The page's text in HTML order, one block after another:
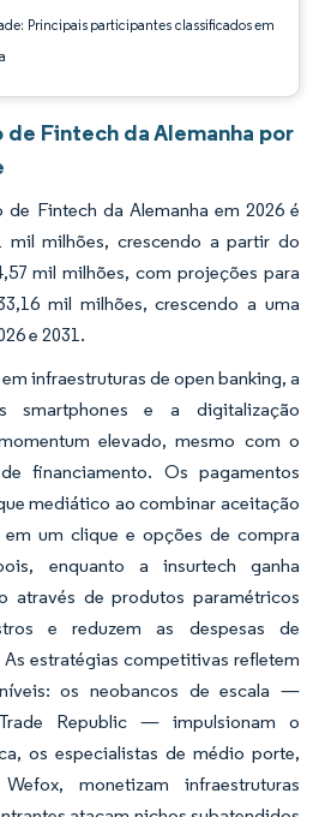
Principais participantes classificados em
Fintech da Alemanha por
Fintech da Alemanha em 2026 é
mil milhões, crescendo a partir do
mil milhões, com projeções para
mil milhões, crescendo a uma
e 2031.
infraestruturas de open banking, a
smartphones e a digitalização
elevado, mesmo com o
financiamento. Os pagamentos
mediático ao combinar aceitação
um clique e opções de compra
enquanto a insurtech ganha
através de produtos paramétricos
e reduzem as despesas de
estratégias competitivas refletem
os neobancos de escala —
Republic — impulsionam o
os especialistas de médio porte,
monetizam infraestruturas